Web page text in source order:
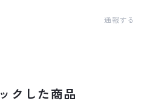
通報する
クした商品